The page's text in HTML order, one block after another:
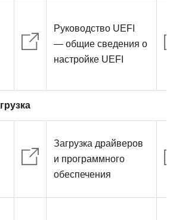
Руководство UEFI
— общие сведения о
настройке UEFI
Загрузка драйверов
и программного
обеспечения